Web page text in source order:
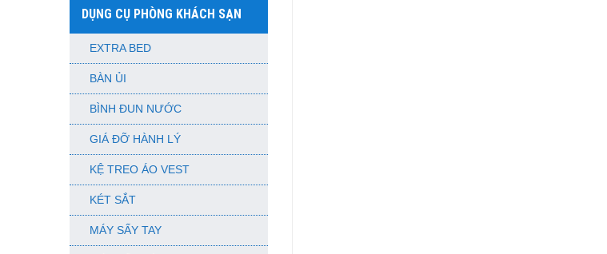
DỤNG CỤ PHÒNG KHÁCH SẠN
EXTRA BED
BÀN ỦI
BÌNH ĐUN NƯỚC
GIÁ ĐỠ HÀNH LÝ
KỆ TREO ÁO VEST
KÉT SẮT
MÁY SẤY TAY